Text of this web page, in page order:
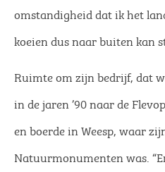
omstandigheid dat ik het
koeien dus naar buiten kan
Ruimte om zijn bedrijf, dat
in de jaren ’90 naar de
en boerde in Weesp, waar
Natuurmonumenten was.